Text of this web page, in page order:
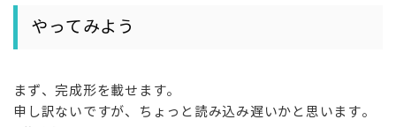
やってみよう
まず、完成形を載せます。
申し訳ないですが、ちょっと読み込み遅いかと思います。